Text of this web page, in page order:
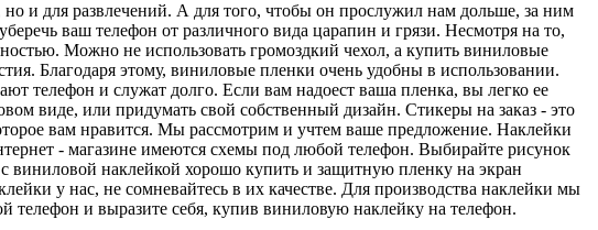
и для развлечений. А для того, чтобы он прослужил нам дольше, за ним
ваш телефон от различного вида царапин и грязи. Несмотря на то,
Можно не использовать громоздкий чехол, а купить виниловые
Благодаря этому, виниловые пленки очень удобны в использовании.
телефон и служат долго. Если вам надоест ваша пленка, вы легко ее
виде, или придумать свой собственный дизайн. Стикеры на заказ - это
вам нравится. Мы рассмотрим и учтем ваше предложение. Наклейки
- магазине имеются схемы под любой телефон. Выбирайте рисунок
наклейкой хорошо купить и защитную пленку на экран
у нас, не сомневайтесь в их качестве. Для производства наклейки мы
телефон и выразите себя, купив виниловую наклейку на телефон.